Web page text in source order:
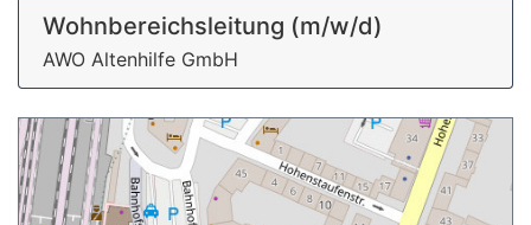
Wohnbereichsleitung (m/w/d)
AWO Altenhilfe GmbH